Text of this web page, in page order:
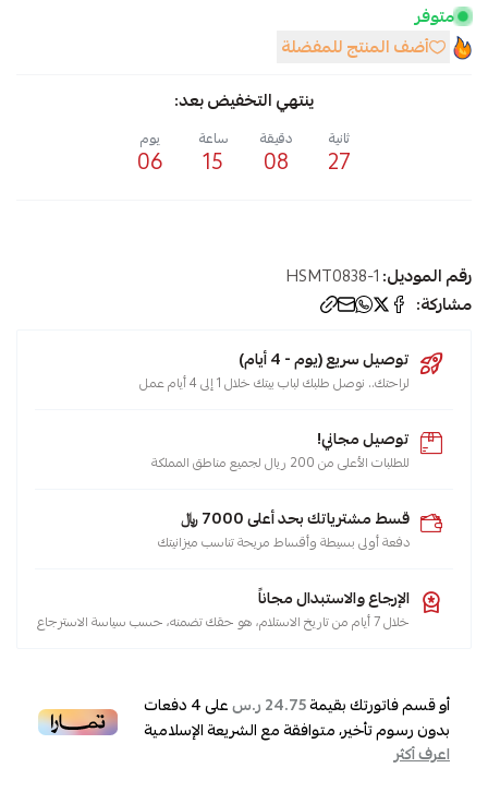
متوفر
أضف المنتج للمفضلة
ينتهي التخفيض بعد:
26
ثانية
08
دقيقة
15
ساعة
06
يوم
رقم الموديل:HSMT0838-1
مشاركة:
توصيل سريع (يوم - 4 أيام)
لراحتك.. نوصل طلبك لباب بيتك خلال 1 إلى 4 أيام عمل
توصيل مجاني!
للطلبات الأعلى من 200 ريال لجميع مناطق المملكة
قسط مشترياتك بحد أعلى 7000 ﷼
دفعة أولى بسيطة وأقساط مريحة تناسب ميزانيتك
الإرجاع والاستبدال مجاناً
خلال 7 أيام من تاريخ الاستلام، هو حقك تضمنه، حسب سياسة الاسترجاع
أو قسم فاتورتك بقيمة24.75 ر.س على4دفعات
بدون رسوم تأخير، متوافقة مع الشريعة الإسلامية
اعرف أكثر